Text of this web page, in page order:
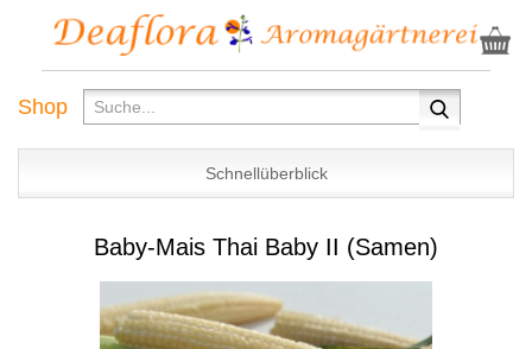
Shop
Schnellüberblick
Baby-Mais Thai Baby II (Samen)